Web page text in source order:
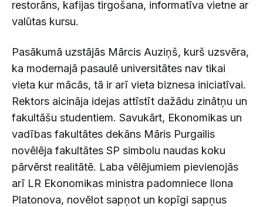
restorāns, kafijas tirgošana, informatīva vietne ar
valūtas kursu.
Pasākumā uzstājās Mārcis Auziņš, kurš uzsvēra,
ka modernajā pasaulē universitātes nav tikai
vieta kur mācās, tā ir arī vieta biznesa iniciatīvai.
Rektors aicināja idejas attīstīt dažādu zinātņu un
fakultāšu studentiem. Savukārt, Ekonomikas un
vadības fakultātes dekāns Māris Purgailis
novēlēja fakultātes SP simbolu naudas koku
pārvērst realitātē. Laba vēlējumiem pievienojās
arī LR Ekonomikas ministra padomniece Ilona
Platonova, novēlot sapņot un kopīgi sapņus